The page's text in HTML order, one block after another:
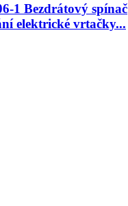
1 Bezdrátový spínač
elektrické vrtačky...